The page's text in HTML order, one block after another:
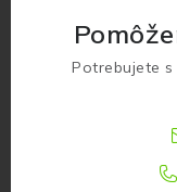
Potrebujete s